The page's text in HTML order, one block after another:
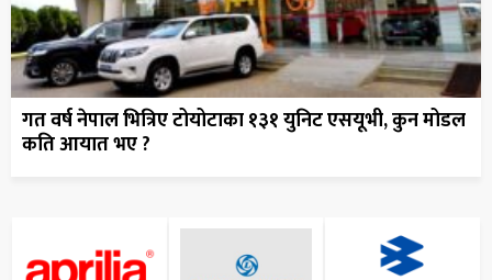
गत वर्ष नेपाल भित्रिए टोयोटाका १३१ युनिट एसयूभी, कुन मोडल
कति आयात भए ?